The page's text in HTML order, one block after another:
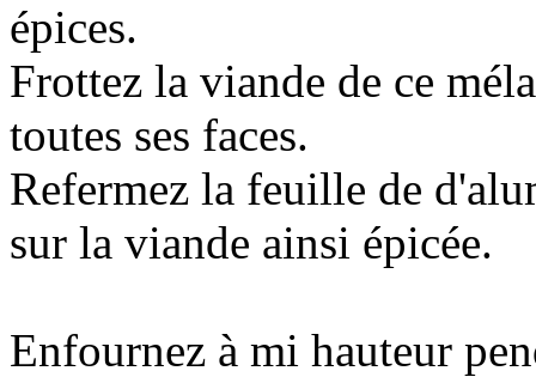
épices.
Frottez la viande de ce
toutes ses faces.
Refermez la feuille de
sur la viande ainsi épicée.
Enfournez à mi hauteur